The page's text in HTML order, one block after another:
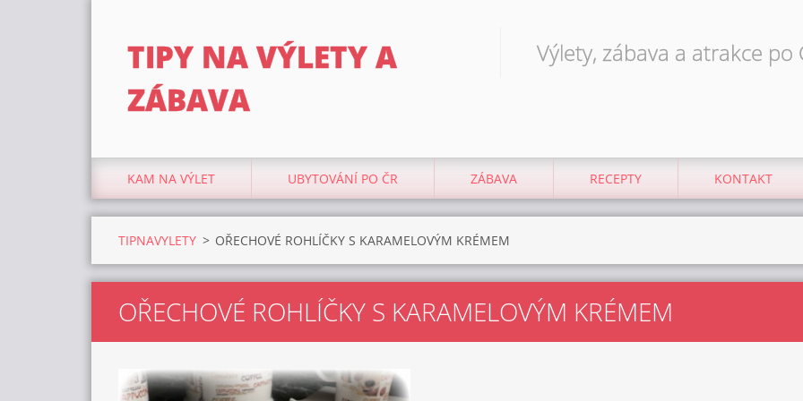
TIPY NA VÝLETY A
ZÁBAVA
Výlety, zábava a atrakce po
KAM NA VÝLET UBYTOVÁNÍ PO ČR ZÁBAVA RECEPTY KONTAKT
TIPNAVYLETY > OŘECHOVÉ ROHLÍČKY S KARAMELOVÝM KRÉMEM
OŘECHOVÉ ROHLÍČKY S KARAMELOVÝM KRÉMEM